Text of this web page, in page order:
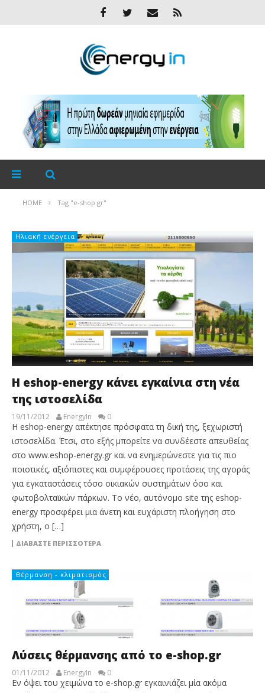
HOME Tag "e-shop.gr"
Ηλιακή ενέργεια
H eshop-energy κάνει εγκαίνια στη νέα
της ιστοσελίδα
19/11/2012 EnergyIn 0
Η eshop-energy απέκτησε πρόσφατα τη δική της, ξεχωριστή
ιστοσελίδα. Έτσι, στο εξής μπορείτε να συνδέεστε απευθείας
στο www.eshop-energy.gr και να ενημερώνεστε για τις πιο
ποιοτικές, αξιόπιστες και συμφέρουσες προτάσεις της αγοράς
για εγκαταστάσεις τόσο οικιακών συστημάτων όσο και
φωτοβολταϊκών πάρκων. Το νέο, αυτόνομο site της eshop-
energy προσφέρει μια άνετη και ευχάριστη πλοήγηση στο
χρήστη, ο […]
ΔΙΑΒΆΣΤΕ ΠΕΡΙΣΣΌΤΕΡΑ
Θέρμανση - κλιματισμός
Λύσεις θέρμανσης από το e-shop.gr
01/11/2012 EnergyIn 0
Εν όψει του χειμώνα το e-shop.gr εγκαινιάζει μία ακόμα